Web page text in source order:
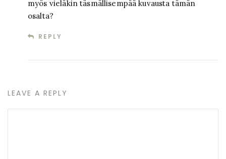
myös vieläkin täsmällisempää kuvausta tämän
osalta?
REPLY
LEAVE A REPLY